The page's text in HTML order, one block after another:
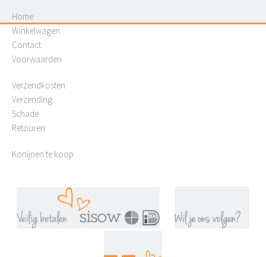
Home
Winkelwagen
Contact
Voorwaarden
Verzendkosten
Verzending
Schade
Retouren
Konijnen te koop